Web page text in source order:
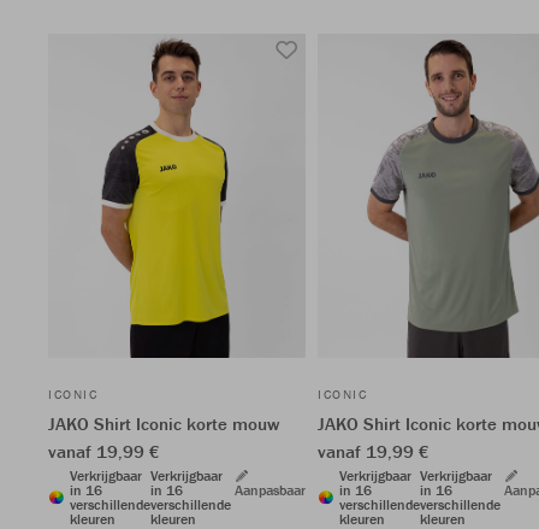
ICONIC
JAKO Shirt Iconic korte mouw
vanaf 19,99 €
Verkrijgbaar
in 16
verschillende
kleuren
Verkrijgbaar
in 16
verschillende
kleuren
Aanpasbaar
ICONIC
JAKO Shirt Iconic korte
vanaf 19,99 €
Verkrijgbaar
in 16
verschillende
kleuren
Verkrijgbaar
in 16
verschillende
kleuren